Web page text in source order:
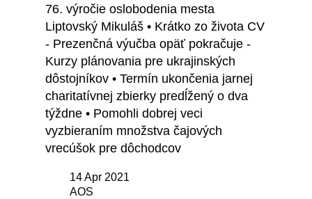
76. výročie oslobodenia mesta
Liptovský Mikuláš • Krátko zo života CV
- Prezenčná výučba opäť pokračuje -
Kurzy plánovania pre ukrajinských
dôstojníkov • Termín ukončenia jarnej
charitatívnej zbierky predĺžený o dva
týždne • Pomohli dobrej veci
vyzbieraním množstva čajových
vrecúšok pre dôchodcov
14 Apr 2021
AOS